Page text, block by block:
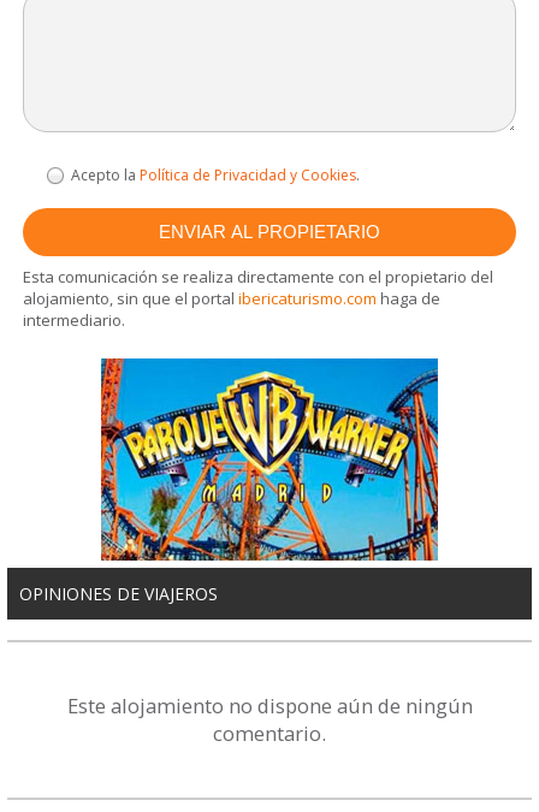
Acepto la Política de Privacidad y Cookies.
Esta comunicación se realiza directamente con el propietario del
alojamiento, sin que el portalibericaturismo.com haga de
intermediario.
OPINIONES DE VIAJEROS
Este alojamiento no dispone aún de ningún
comentario.